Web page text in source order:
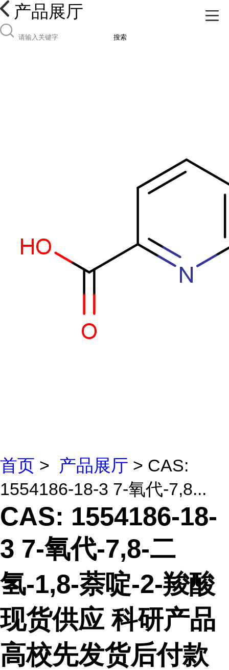
产品展厅
搜索
首页 > 产品展厅 > CAS:
1554186-18-3 7-氧代-7,8...
CAS: 1554186-18-
3 7-氧代-7,8-二
氢-1,8-萘啶-2-羧酸
现货供应 科研产品
高校先发货后付款